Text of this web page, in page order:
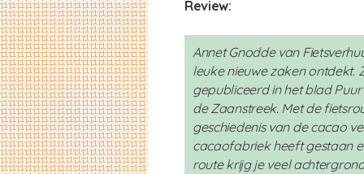
Review:
Annet Gnodde van
leuke nieuwe zaken
gepubliceerd in het blad Puur
de Zaanstreek. Met de
geschiedenis van de cacao
cacaofabriek heeft gestaan
route krijg je veel